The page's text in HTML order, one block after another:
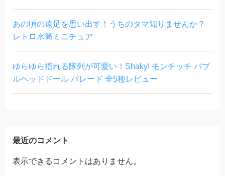
あの頃の遠足を思い出す！うちのタマ知りませんか？
レトロ水筒ミニチュア
ゆらゆら揺れる隊列が可愛い！Shaky! モンチッチ バブ
ルヘッドドール パレード 全5種レビュー
最近のコメント
表示できるコメントはありません。